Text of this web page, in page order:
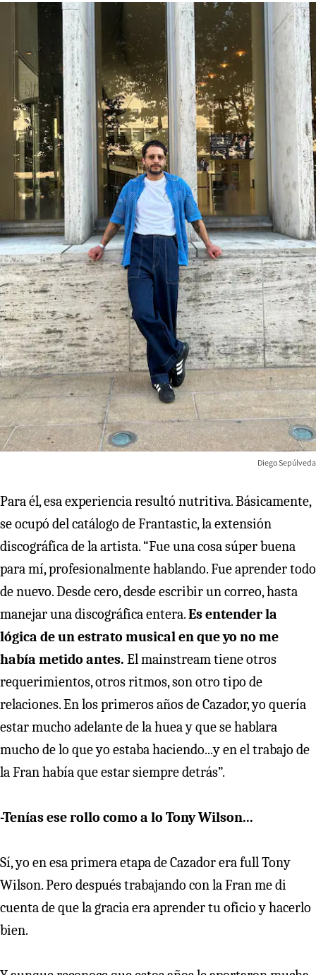
Diego Sepúlveda
Para él, esa experiencia resultó nutritiva. Básicamente,
se ocupó del catálogo de Frantastic, la extensión
discográfica de la artista. “Fue una cosa súper buena
para mí, profesionalmente hablando. Fue aprender todo
de nuevo. Desde cero, desde escribir un correo, hasta
manejar una discográfica entera.Es entender la
lógica de un estrato musical en que yo no me
había metido antes. El mainstream tiene otros
requerimientos, otros ritmos, son otro tipo de
relaciones. En los primeros años de Cazador, yo quería
estar mucho adelante de la huea y que se hablara
mucho de lo que yo estaba haciendo...y en el trabajo de
la Fran había que estar siempre detrás”.
-Tenías ese rollo como a lo Tony Wilson...
Sí, yo en esa primera etapa de Cazador era full Tony
Wilson. Pero después trabajando con la Fran me di
cuenta de que la gracia era aprender tu oficio y hacerlo
bien.